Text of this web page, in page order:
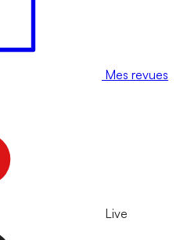
Mes revues
Live